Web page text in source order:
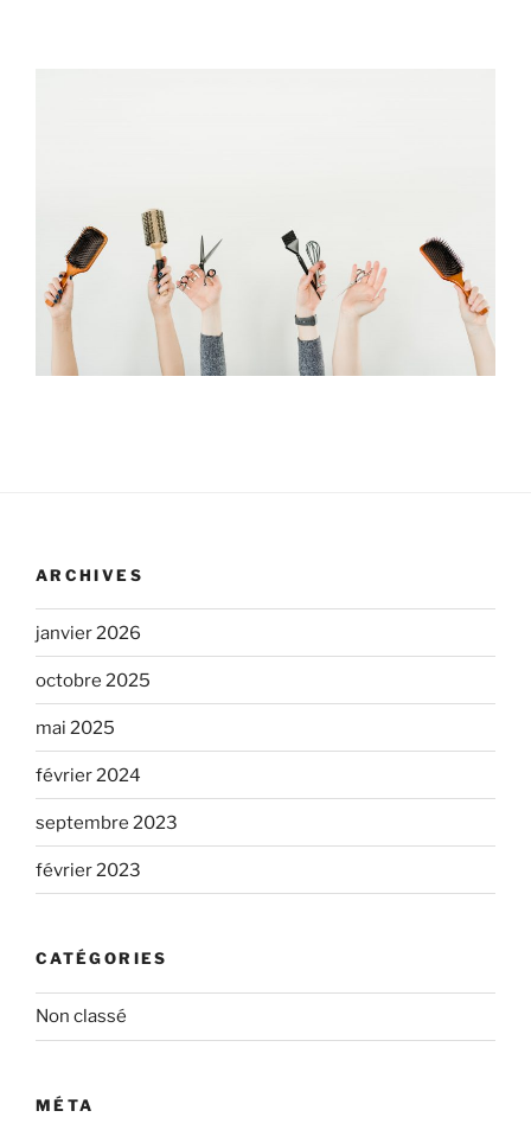
ARCHIVES
janvier 2026
octobre 2025
mai 2025
février 2024
septembre 2023
février 2023
CATÉGORIES
Non classé
MÉTA